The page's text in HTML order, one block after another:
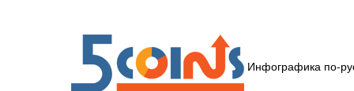
Инфографика по-